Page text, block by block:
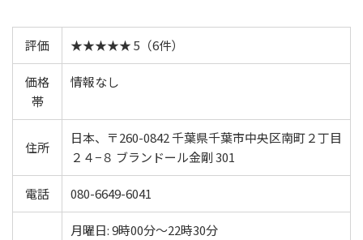
評価 ★★★★★ 5（6件）
価格
帯
情報なし
住所
日本、〒260-0842 千葉県千葉市中央区南町２丁目
２４−８ ブランドール金剛 301
電話 080-6649-6041
月曜日: 9時00分～22時30分